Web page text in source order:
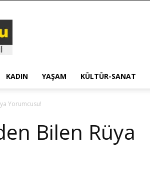
KADIN YAŞAM KÜLTÜR-SANAT
Yorumcusu!
Bilen Rüya